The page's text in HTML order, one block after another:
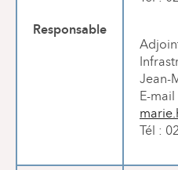
Responsable
Jean-
E-mail
Tél :